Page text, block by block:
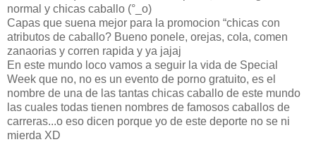
normal y chicas caballo (°_o)
Capas que suena mejor para la promocion “chicas con
atributos de caballo? Bueno ponele, orejas, cola, comen
zanaorias y corren rapida y ya jajaj
En este mundo loco vamos a seguir la vida de Special
Week que no, no es un evento de porno gratuito, es el
nombre de una de las tantas chicas caballo de este mundo
las cuales todas tienen nombres de famosos caballos de
carreras...o eso dicen porque yo de este deporte no se ni
mierda XD